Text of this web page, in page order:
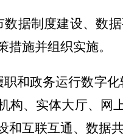
数据制度建设、数
措施并组织实施。
和政务运行数字
构、实体大厅、网
互联互通、数据共